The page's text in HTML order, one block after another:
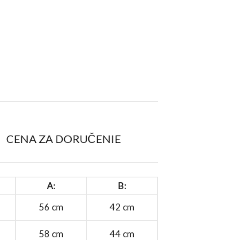
CENA ZA DORUČENIE
A:
B:
56 cm 42 cm
58 cm 44 cm